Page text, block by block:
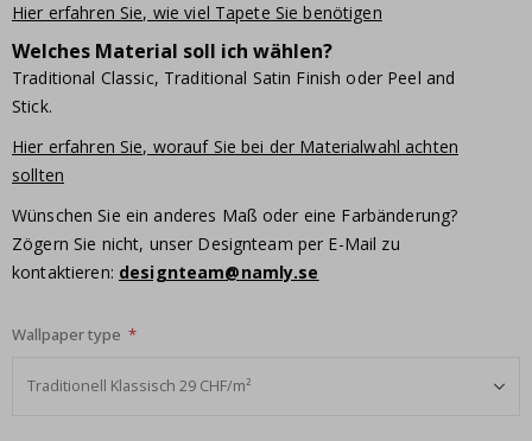
Hier erfahren Sie, wie viel Tapete Sie benötigen
Welches Material soll ich wählen?
Traditional Classic, Traditional Satin Finish oder Peel and
Stick.
Hier erfahren Sie, worauf Sie bei der Materialwahl achten
sollten
Wünschen Sie ein anderes Maß oder eine Farbänderung?
Zögern Sie nicht, unser Designteam per E-Mail zu
kontaktieren: designteam@namly.se
Wallpaper type